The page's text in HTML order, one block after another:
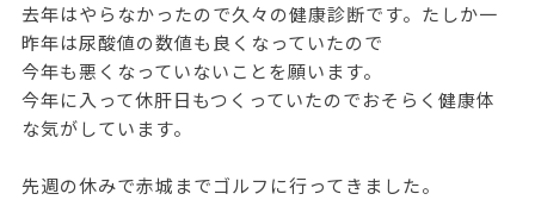
去年はやらなかったので久々の健康診断です。たしか一
昨年は尿酸値の数値も良くなっていたので
今年も悪くなっていないことを願います。
今年に入って休肝日もつくっていたのでおそらく健康体
な気がしています。
先週の休みで赤城までゴルフに行ってきました。